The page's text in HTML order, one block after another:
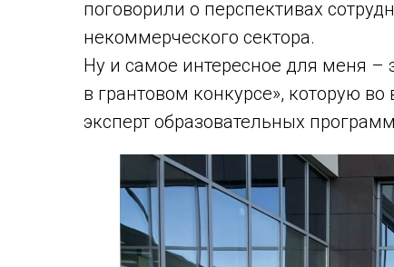
поговорили о перспективах
некоммерческого сектора.
Ну и самое интересное для меня –
в грантовом конкурсе», которую
эксперт образовательных